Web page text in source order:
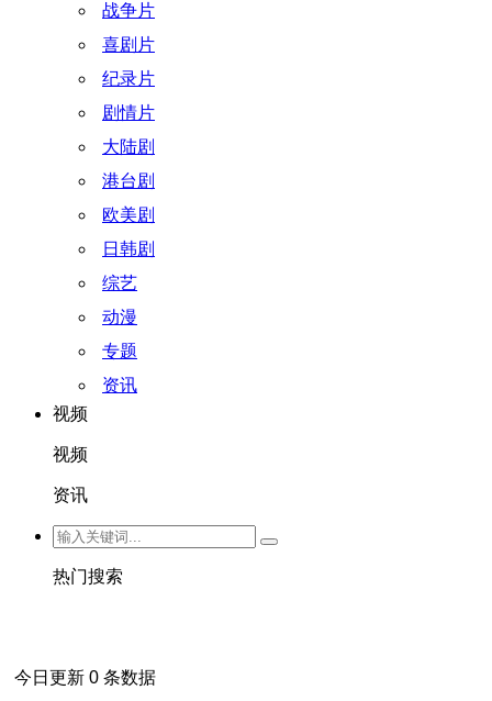
战争片
喜剧片
纪录片
剧情片
大陆剧
港台剧
欧美剧
日韩剧
综艺
动漫
专题
资讯
视频
视频
资讯
热门搜索
今日更新 0 条数据